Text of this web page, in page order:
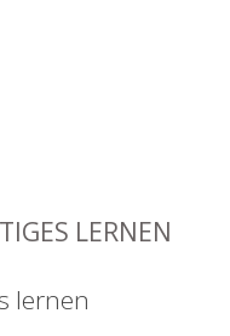
LERNEN